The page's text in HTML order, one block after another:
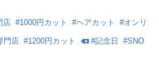
店 #1000円カット #ヘアカット #オンリ
門店 #1200円カット #記念日 #SNO